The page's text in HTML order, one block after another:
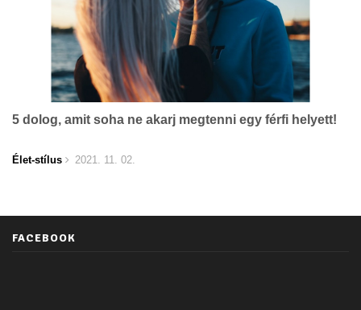
5 dolog, amit soha ne akarj megtenni egy férfi helyett!
Élet-stílus 2021. 11. 02.
FACEBOOK